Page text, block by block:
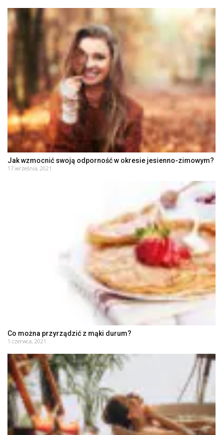
Jak wzmocnić swoją odporność w okresie jesienno-zimowym?
17 września, 2021
Co można przyrządzić z mąki durum?
1 czerwca, 2021